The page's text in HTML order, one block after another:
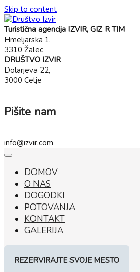
Skip to content
Turistična agencija IZVIR, GIZ R TIM
Hmeljarska 1,
3310 Žalec
DRUŠTVO IZVIR
Dolarjeva 22,
3000 Celje
Pišite nam
info@izvir.com
DOMOV
O NAS
DOGODKI
POTOVANJA
KONTAKT
GALERIJA
REZERVIRAJTE SVOJE MESTO